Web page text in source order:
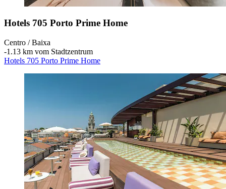
Hotels 705 Porto Prime Home
Centro / Baixa
‐1.13 km vom Stadtzentrum
Hotels 705 Porto Prime Home